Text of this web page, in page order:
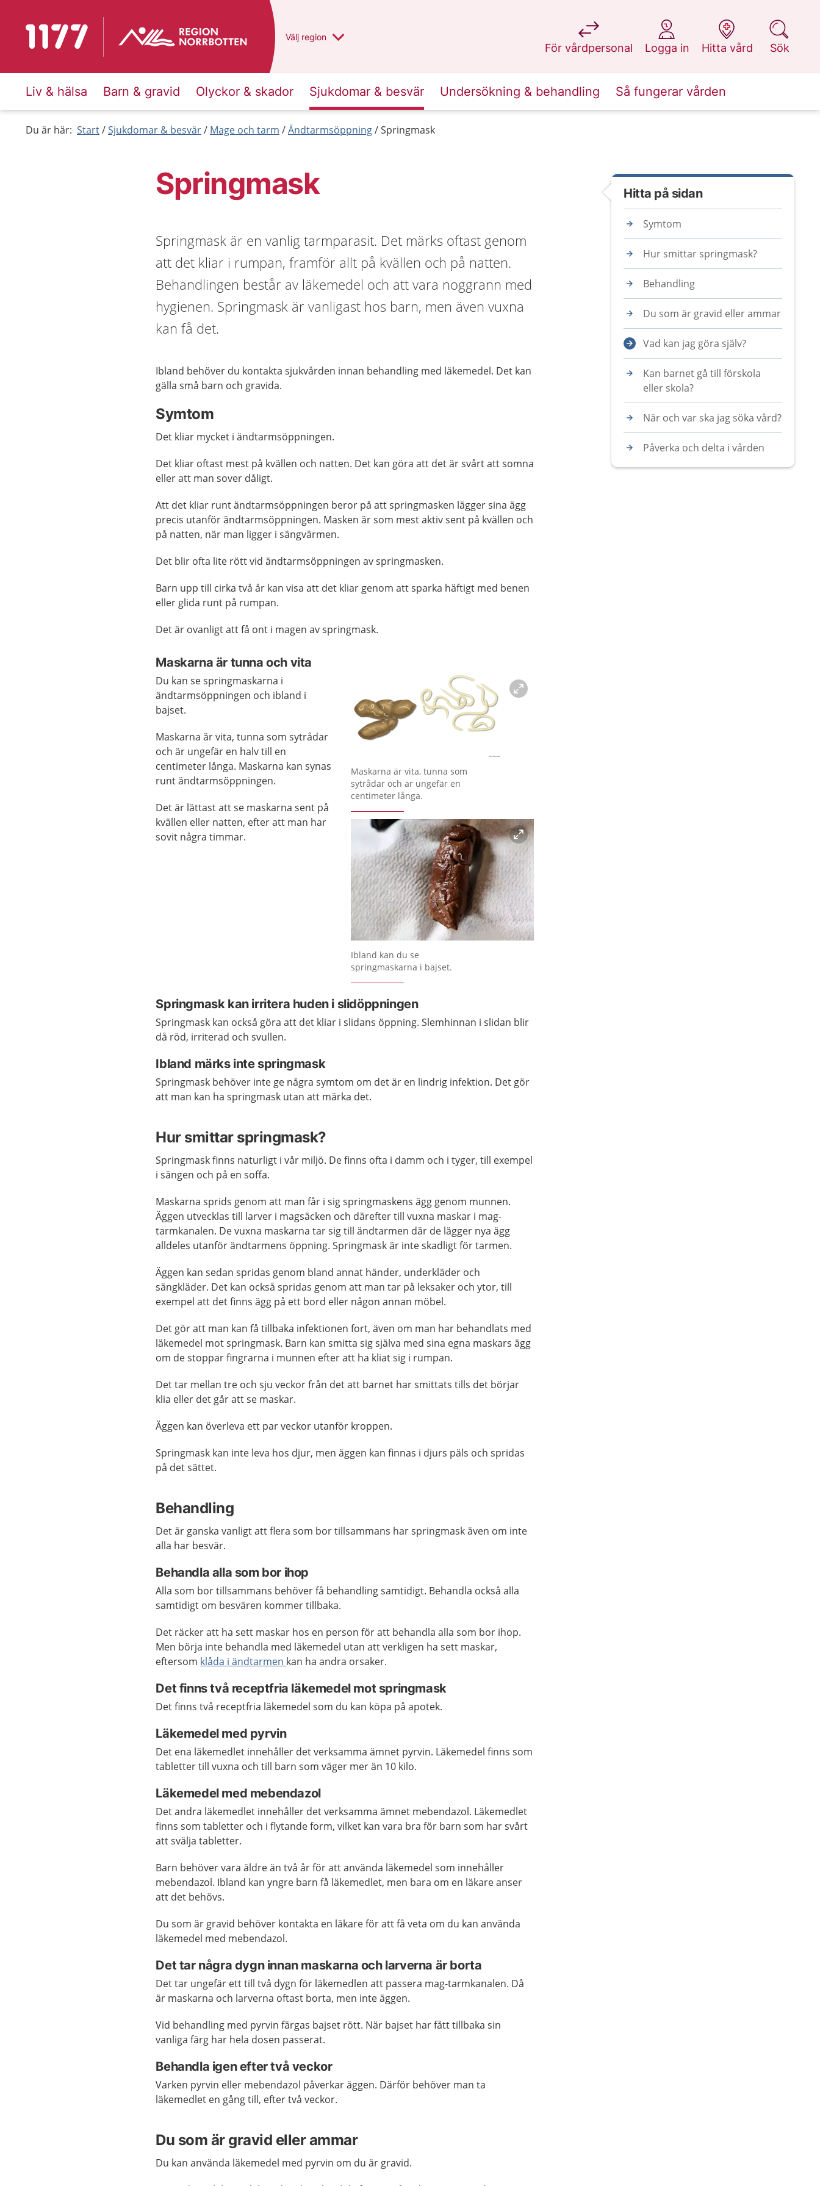
Till startsidan för 1177 Du har valt region
Välj en annan
region
För vårdpersonal
på 1177.se
Logga in
på 1177.se
Hitta vård
på 1177.se
Sök
på 1177.se
Liv & hälsa Barn & gravid Olyckor & skador Sjukdomar & besvär Undersökning & behandling Så fungerar vården
Du är här: Start Sjukdomar & besvär Mage och tarm Ändtarmsöppning Springmask
Springmask
Springmask är en vanlig tarmparasit. Det märks oftast genom
att det kliar i rumpan, framför allt på kvällen och på natten.
Behandlingen består av läkemedel och att vara noggrann med
hygienen. Springmask är vanligast hos barn, men även vuxna
kan få det.
Ibland behöver du kontakta sjukvården innan behandling med läkemedel. Det kan
gälla små barn och gravida.
Symtom
Det kliar mycket i ändtarmsöppningen.
Det kliar oftast mest på kvällen och natten. Det kan göra att det är svårt att somna
eller att man sover dåligt.
Att det kliar runt ändtarmsöppningen beror på att springmasken lägger sina ägg
precis utanför ändtarmsöppningen. Masken är som mest aktiv sent på kvällen och
på natten, när man ligger i sängvärmen.
Det blir ofta lite rött vid ändtarmsöppningen av springmasken.
Barn upp till cirka två år kan visa att det kliar genom att sparka häftigt med benen
eller glida runt på rumpan.
Det är ovanligt att få ont i magen av springmask.
Maskarna är tunna och vita
Förstora bilden
Maskarna är vita, tunna som
sytrådar och är ungefär en
centimeter långa.
Förstora bilden
Ibland kan du se
springmaskarna i bajset.
Du kan se springmaskarna i
ändtarmsöppningen och ibland i
bajset.
Maskarna är vita, tunna som sytrådar
och är ungefär en halv till en
centimeter långa. Maskarna kan synas
runt ändtarmsöppningen.
Det är lättast att se maskarna sent på
kvällen eller natten, efter att man har
sovit några timmar.
Springmask kan irritera huden i slidöppningen
Springmask kan också göra att det kliar i slidans öppning. Slemhinnan i slidan blir
då röd, irriterad och svullen.
Ibland märks inte springmask
Springmask behöver inte ge några symtom om det är en lindrig infektion. Det gör
att man kan ha springmask utan att märka det.
Hur smittar springmask?
Springmask finns naturligt i vår miljö. De finns ofta i damm och i tyger, till exempel
i sängen och på en soffa.
Maskarna sprids genom att man får i sig springmaskens ägg genom munnen.
Äggen utvecklas till larver i magsäcken och därefter till vuxna maskar i mag-
tarmkanalen. De vuxna maskarna tar sig till ändtarmen där de lägger nya ägg
alldeles utanför ändtarmens öppning. Springmask är inte skadligt för tarmen.
Äggen kan sedan spridas genom bland annat händer, underkläder och
sängkläder. Det kan också spridas genom att man tar på leksaker och ytor, till
exempel att det finns ägg på ett bord eller någon annan möbel.
Det gör att man kan få tillbaka infektionen fort, även om man har behandlats med
läkemedel mot springmask. Barn kan smitta sig själva med sina egna maskars ägg
om de stoppar fingrarna i munnen efter att ha kliat sig i rumpan.
Det tar mellan tre och sju veckor från det att barnet har smittats tills det börjar
klia eller det går att se maskar.
Äggen kan överleva ett par veckor utanför kroppen.
Springmask kan inte leva hos djur, men äggen kan finnas i djurs päls och spridas
på det sättet.
Behandling
Det är ganska vanligt att flera som bor tillsammans har springmask även om inte
alla har besvär.
Behandla alla som bor ihop
Alla som bor tillsammans behöver få behandling samtidigt. Behandla också alla
samtidigt om besvären kommer tillbaka.
Det räcker att ha sett maskar hos en person för att behandla alla som bor ihop.
Men börja inte behandla med läkemedel utan att verkligen ha sett maskar,
eftersom klåda i ändtarmen kan ha andra orsaker.
Det finns två receptfria läkemedel mot springmask
Det finns två receptfria läkemedel som du kan köpa på apotek.
Läkemedel med pyrvin
Det ena läkemedlet innehåller det verksamma ämnet pyrvin. Läkemedel finns som
tabletter till vuxna och till barn som väger mer än 10 kilo.
Läkemedel med mebendazol
Det andra läkemedlet innehåller det verksamma ämnet mebendazol. Läkemedlet
finns som tabletter och i flytande form, vilket kan vara bra för barn som har svårt
att svälja tabletter.
Barn behöver vara äldre än två år för att använda läkemedel som innehåller
mebendazol. Ibland kan yngre barn få läkemedlet, men bara om en läkare anser
att det behövs.
Du som är gravid behöver kontakta en läkare för att få veta om du kan använda
läkemedel med mebendazol.
Det tar några dygn innan maskarna och larverna är borta
Det tar ungefär ett till två dygn för läkemedlen att passera mag-tarmkanalen. Då
är maskarna och larverna oftast borta, men inte äggen.
Vid behandling med pyrvin färgas bajset rött. När bajset har fått tillbaka sin
vanliga färg har hela dosen passerat.
Behandla igen efter två veckor
Varken pyrvin eller mebendazol påverkar äggen. Därför behöver man ta
läkemedlet en gång till, efter två veckor.
Du som är gravid eller ammar
Du kan använda läkemedel med pyrvin om du är gravid.
Hitta på sidan
Symtom
Hur smittar springmask?
Behandling
Du som är gravid eller ammar
Vad kan jag göra själv?
Kan barnet gå till förskola
eller skola?
När och var ska jag söka vård?
Påverka och delta i vården